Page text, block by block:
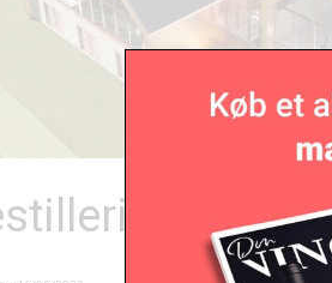
på Islay